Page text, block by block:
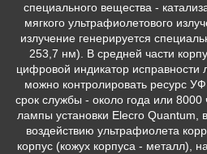
специального вещества -
мягкого ультрафиолетового
излучение генерируется
253,7 нм). В средней части
цифровой индикатор
можно контролировать ресурс
срок службы - около года или
лампы установки Elecro Quantum,
воздействию ультрафиолета
корпус (кожух корпуса - металл),